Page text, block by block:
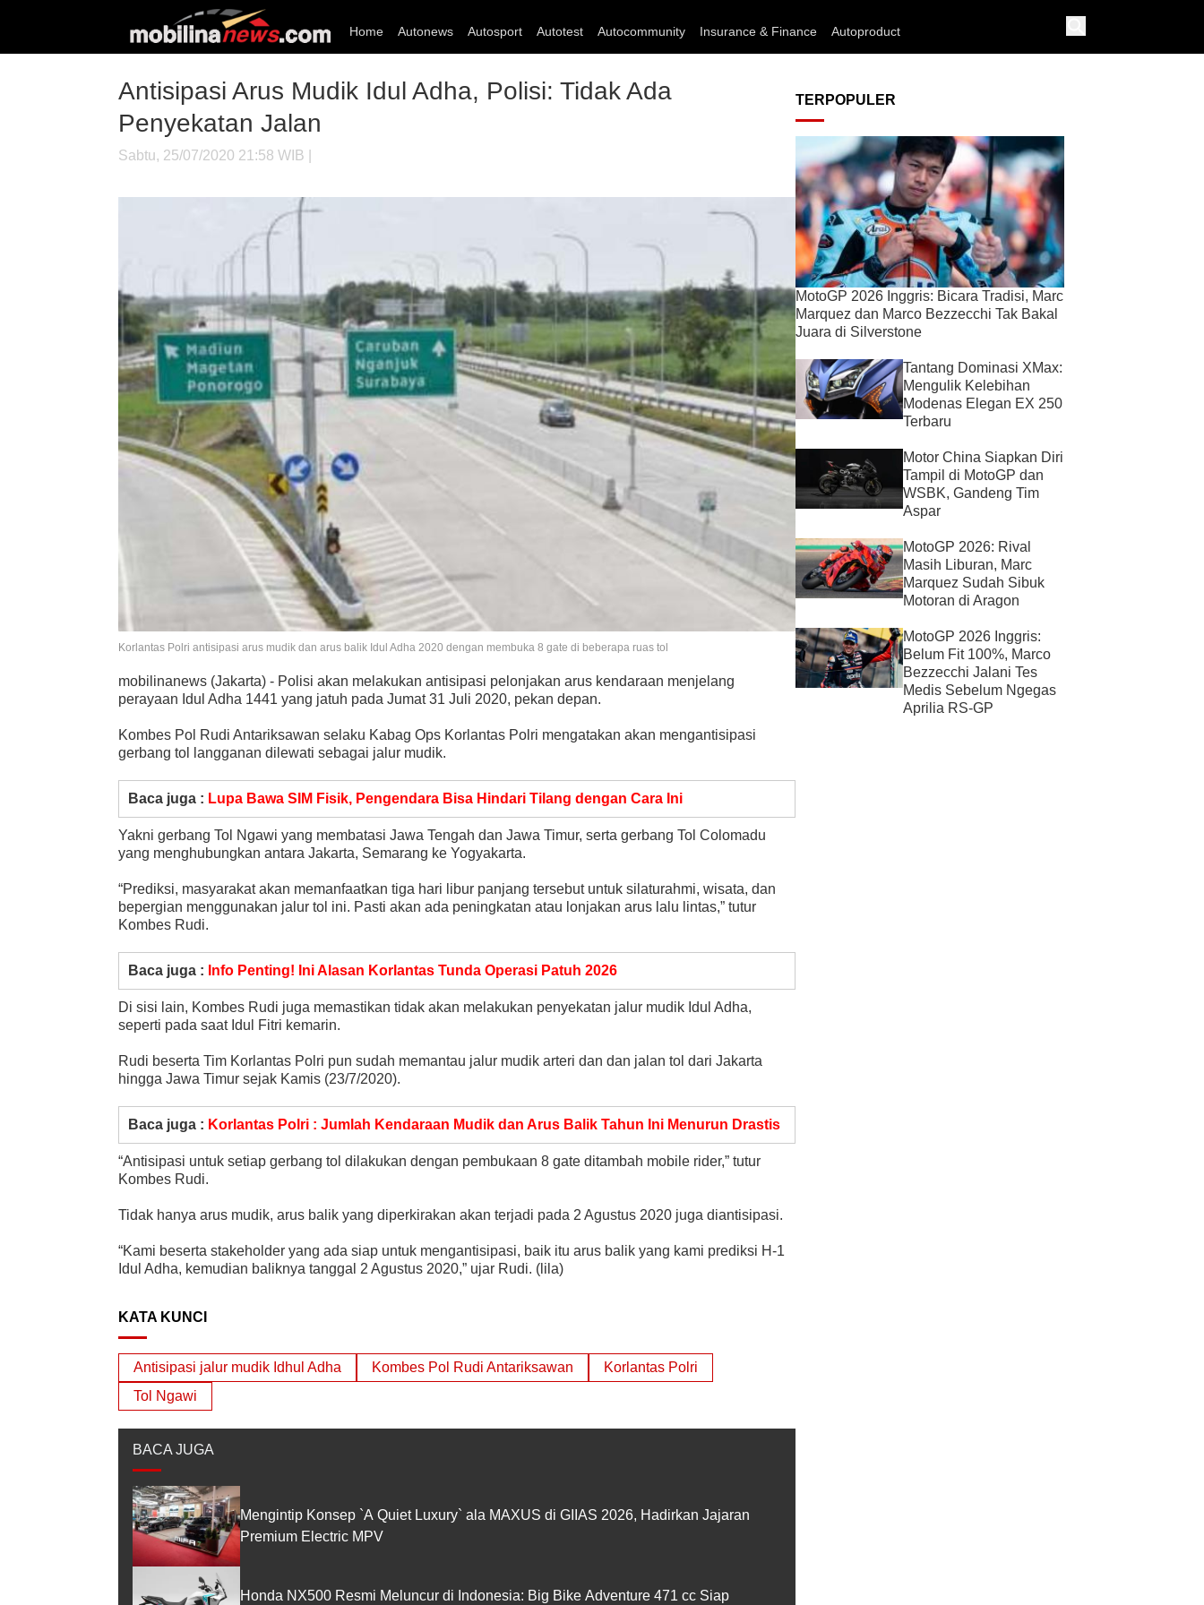
Home Autonews Autosport Autotest Autocommunity Insurance & Finance Autoproduct
Antisipasi Arus Mudik Idul Adha, Polisi: Tidak Ada
Penyekatan Jalan
Sabtu, 25/07/2020 21:58 WIB |
Korlantas Polri antisipasi arus mudik dan arus balik Idul Adha 2020 dengan membuka 8 gate di beberapa ruas tol
mobilinanews (Jakarta) - Polisi akan melakukan antisipasi pelonjakan arus kendaraan menjelang
perayaan Idul Adha 1441 yang jatuh pada Jumat 31 Juli 2020, pekan depan.
Kombes Pol Rudi Antariksawan selaku Kabag Ops Korlantas Polri mengatakan akan mengantisipasi
gerbang tol langganan dilewati sebagai jalur mudik.
Baca juga : Lupa Bawa SIM Fisik, Pengendara Bisa Hindari Tilang dengan Cara Ini
Yakni gerbang Tol Ngawi yang membatasi Jawa Tengah dan Jawa Timur, serta gerbang Tol Colomadu
yang menghubungkan antara Jakarta, Semarang ke Yogyakarta.
“Prediksi, masyarakat akan memanfaatkan tiga hari libur panjang tersebut untuk silaturahmi, wisata, dan
bepergian menggunakan jalur tol ini. Pasti akan ada peningkatan atau lonjakan arus lalu lintas,” tutur
Kombes Rudi.
Baca juga : Info Penting! Ini Alasan Korlantas Tunda Operasi Patuh 2026
Di sisi lain, Kombes Rudi juga memastikan tidak akan melakukan penyekatan jalur mudik Idul Adha,
seperti pada saat Idul Fitri kemarin.
Rudi beserta Tim Korlantas Polri pun sudah memantau jalur mudik arteri dan dan jalan tol dari Jakarta
hingga Jawa Timur sejak Kamis (23/7/2020).
Baca juga : Korlantas Polri : Jumlah Kendaraan Mudik dan Arus Balik Tahun Ini Menurun Drastis
“Antisipasi untuk setiap gerbang tol dilakukan dengan pembukaan 8 gate ditambah mobile rider,” tutur
Kombes Rudi.
Tidak hanya arus mudik, arus balik yang diperkirakan akan terjadi pada 2 Agustus 2020 juga diantisipasi.
“Kami beserta stakeholder yang ada siap untuk mengantisipasi, baik itu arus balik yang kami prediksi H-1
Idul Adha, kemudian baliknya tanggal 2 Agustus 2020,” ujar Rudi. (lila)
KATA KUNCI
Antisipasi jalur mudik Idhul Adha Kombes Pol Rudi Antariksawan
Korlantas Polri
Tol Ngawi
BACA JUGA
Mengintip Konsep `A Quiet Luxury` ala MAXUS di GIIAS 2026, Hadirkan Jajaran
Premium Electric MPV
Honda NX500 Resmi Meluncur di Indonesia: Big Bike Adventure 471 cc Siap
TERPOPULER
MotoGP 2026 Inggris: Bicara Tradisi, Marc
Marquez dan Marco Bezzecchi Tak Bakal
Juara di Silverstone
Tantang Dominasi XMax:
Mengulik Kelebihan
Modenas Elegan EX 250
Terbaru
Motor China Siapkan Diri
Tampil di MotoGP dan
WSBK, Gandeng Tim
Aspar
MotoGP 2026: Rival
Masih Liburan, Marc
Marquez Sudah Sibuk
Motoran di Aragon
MotoGP 2026 Inggris:
Belum Fit 100%, Marco
Bezzecchi Jalani Tes
Medis Sebelum Ngegas
Aprilia RS-GP